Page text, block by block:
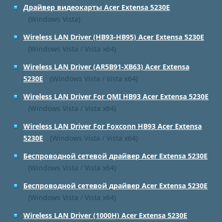
Драйвер видеокарты Acer Extensa 5230E
(Windows Vista)
Wireless LAN Driver (HB93-HB95) Acer Extensa 5230E
(Windows Vista / Vista x64)
Wireless LAN Driver (AR5B91-XB63) Acer Extensa
5230E
(Windows Vista / Vista x64)
Wireless LAN Driver For QMI HB93 Acer Extensa 5230E
(Windows Vista / Vista x64)
Wireless LAN Driver For Foxconn HB93 Acer Extensa
5230E
(Windows Vista / Vista x64)
Беспроводной сетевой драйвер Acer Extensa 5230E
(Windows Vista / Vista x64)
Беспроводной сетевой драйвер Acer Extensa 5230E
(Windows Vista / Vista x64)
Wireless LAN Driver (1000H) Acer Extensa 5230E